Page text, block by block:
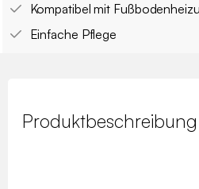
Kompatibel mit
Einfache Pflege
Produktbeschreibung